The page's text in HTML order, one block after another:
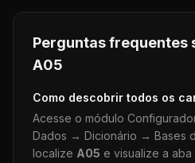
Perguntas frequentes
A05
Como descobrir todos os
Acesse o módulo
Dados → Dicionário → Bases
localize A05 e visualize a aba